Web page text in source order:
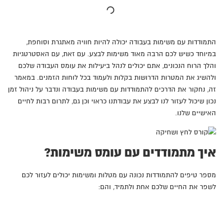
התמודדות עם משימות בעבודה יכולה להיות חוויה מאתגרת וסוחפת,
במיוחד כשיש לכם הרבה מאוד משימות לבצע. עם זאת, עם האסטרטגיות
והלך הרוח הנכונים, אתם יכולים לנהל ביעילות את עומס העבודה שלכם
ולהשיג את המטרות הדרושות בקלות ולעמוד בכל לוחות הזמנים. במאמר
זה, נחקור את הדרכים להתמודדות עם משימות בעבודה ונדבר על ניהול זמן
נכון שיכול לעזור לנו לבצע את עבודתנו כראוי וכן גם, לתרום רבות לחיים
האישיים שלנו.
איך מתמודדים עם עומס משימות?
מספר טיפים להתמודדות נכונה עם מטלות ומשימות יכולים לעזור לכם
לשפר את החיים שלכם אחת ולתמיד, והם: